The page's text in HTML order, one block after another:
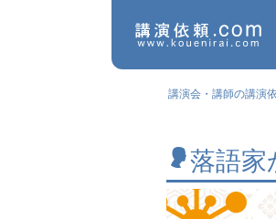
講演会・講師の講演
落語家